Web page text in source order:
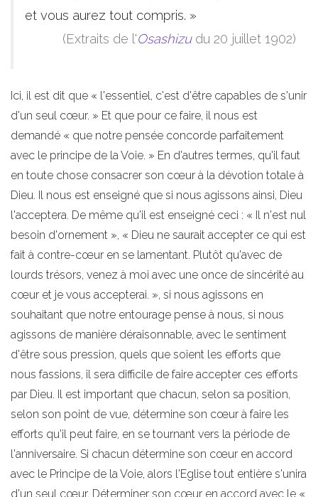
et vous aurez tout compris. »
(Extraits de l'Osashizudu 20 juillet 1902)
Ici, il est dit que « l'essentiel, c'est d'être capables de s'unir
d'un seul cœur. » Et que pour ce faire, il nous est
demandé « que notre pensée concorde parfaitement
avec le principe de la Voie. » En d'autres termes, qu'il faut
en toute chose consacrer son cœur à la dévotion totale à
Dieu. Il nous est enseigné que si nous agissons ainsi, Dieu
l'acceptera. De même qu'il est enseigné ceci : « Il n'est nul
besoin d'ornement », « Dieu ne saurait accepter ce qui est
fait à contre-cœur en se lamentant. Plutôt qu'avec de
lourds trésors, venez à moi avec une once de sincérité au
cœur et je vous accepterai. », si nous agissons en
souhaitant que notre entourage pense à nous, si nous
agissons de manière déraisonnable, avec le sentiment
d'être sous pression, quels que soient les efforts que
nous fassions, il sera difficile de faire accepter ces efforts
par Dieu. Il est important que chacun, selon sa position,
selon son point de vue, détermine son cœur à faire les
efforts qu'il peut faire, en se tournant vers la période de
l'anniversaire. Si chacun détermine son cœur en accord
avec le Principe de la Voie, alors l'Eglise tout entière s'unira
d'un seul cœur. Déterminer son cœur en accord avec le «